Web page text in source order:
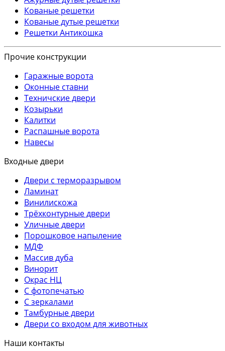
Кованые решетки
Кованые дутые решетки
Решетки Антикошка
Прочие конструкции
Гаражные ворота
Оконные ставни
Техничские двери
Козырьки
Калитки
Распашные ворота
Навесы
Входные двери
Двери с терморазрывом
Ламинат
Винилискожа
Трёхконтурные двери
Уличные двери
Порошковое напыление
МДФ
Массив дуба
Винорит
Окрас НЦ
С фотопечатью
С зеркалами
Тамбурные двери
Двери со входом для животных
Наши контакты